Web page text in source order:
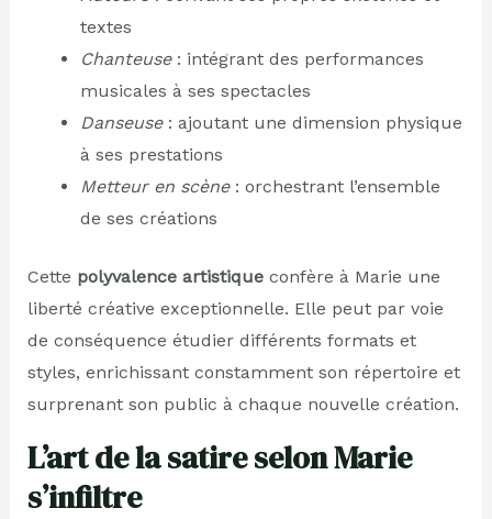
textes
Chanteuse: intégrant des performances
musicales à ses spectacles
Danseuse: ajoutant une dimension physique
à ses prestations
Metteur en scène: orchestrant l’ensemble
de ses créations
Cette polyvalence artistiqueconfère à Marie une
liberté créative exceptionnelle. Elle peut par voie
de conséquence étudier différents formats et
styles, enrichissant constamment son répertoire et
surprenant son public à chaque nouvelle création.
L’art de la satire selon Marie
s’infiltre